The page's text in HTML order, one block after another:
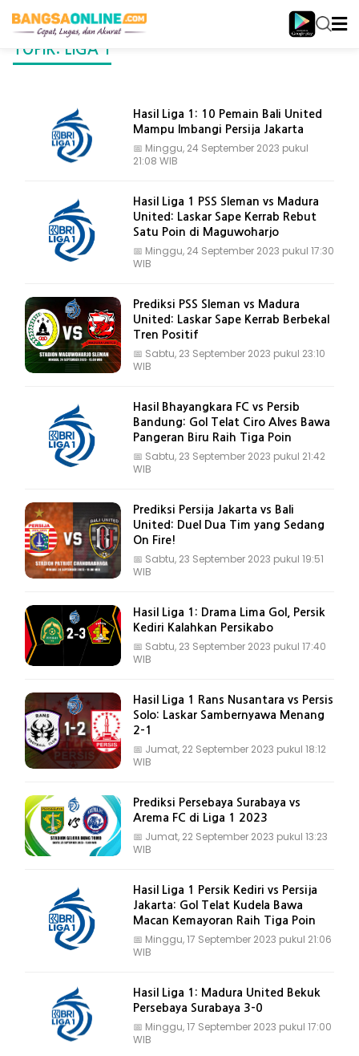
TOPIK: LIGA 1
Hasil Liga 1: 10 Pemain Bali United
Mampu Imbangi Persija Jakarta
📅 Minggu, 24 September 2023 pukul
21:08 WIB
Hasil Liga 1 PSS Sleman vs Madura
United: Laskar Sape Kerrab Rebut
Satu Poin di Maguwoharjo
📅 Minggu, 24 September 2023 pukul 17:30
WIB
Prediksi PSS Sleman vs Madura
United: Laskar Sape Kerrab Berbekal
Tren Positif
📅 Sabtu, 23 September 2023 pukul 23:10
WIB
Hasil Bhayangkara FC vs Persib
Bandung: Gol Telat Ciro Alves Bawa
Pangeran Biru Raih Tiga Poin
📅 Sabtu, 23 September 2023 pukul 21:42
WIB
Prediksi Persija Jakarta vs Bali
United: Duel Dua Tim yang Sedang
On Fire!
📅 Sabtu, 23 September 2023 pukul 19:51
WIB
Hasil Liga 1: Drama Lima Gol, Persik
Kediri Kalahkan Persikabo
📅 Sabtu, 23 September 2023 pukul 17:40
WIB
Hasil Liga 1 Rans Nusantara vs Persis
Solo: Laskar Sambernyawa Menang
2-1
📅 Jumat, 22 September 2023 pukul 18:12
WIB
Prediksi Persebaya Surabaya vs
Arema FC di Liga 1 2023
📅 Jumat, 22 September 2023 pukul 13:23
WIB
Hasil Liga 1 Persik Kediri vs Persija
Jakarta: Gol Telat Kudela Bawa
Macan Kemayoran Raih Tiga Poin
📅 Minggu, 17 September 2023 pukul 21:06
WIB
Hasil Liga 1: Madura United Bekuk
Persebaya Surabaya 3-0
📅 Minggu, 17 September 2023 pukul 17:00
WIB